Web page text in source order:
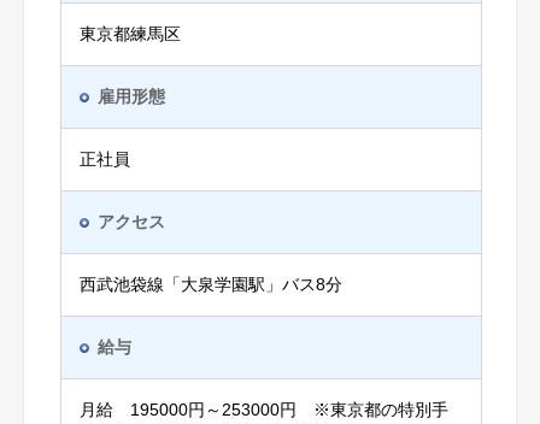
東京都練馬区
雇用形態
正社員
アクセス
西武池袋線「大泉学園駅」バス8分
給与
月給 195000円～253000円 ※東京都の特別手